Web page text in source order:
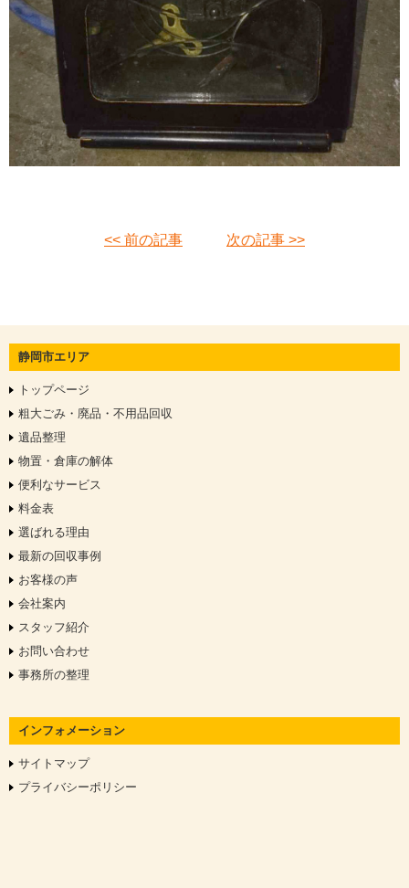
<< 前の記事 次の記事 >>
静岡市エリア
トップページ
粗大ごみ・廃品・不用品回収
遺品整理
物置・倉庫の解体
便利なサービス
料金表
選ばれる理由
最新の回収事例
お客様の声
会社案内
スタッフ紹介
お問い合わせ
事務所の整理
インフォメーション
サイトマップ
プライバシーポリシー